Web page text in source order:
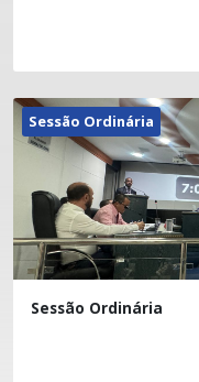
Sessão Ordinária
Sessão Ordinária